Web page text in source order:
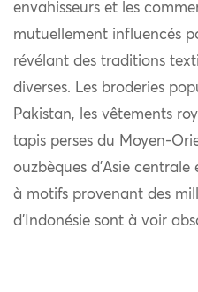
envahisseurs et les
mutuellement influencés
révélant des traditions
diverses. Les broderies
Pakistan, les vêtements
tapis perses du Moyen-
ouzbèques d’Asie
à motifs provenant des
d’Indonésie sont à voir